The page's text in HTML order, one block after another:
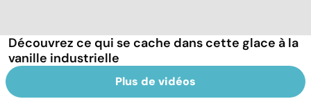
Découvrez ce qui se cache dans cette glace à la
vanille industrielle
Plus de vidéos